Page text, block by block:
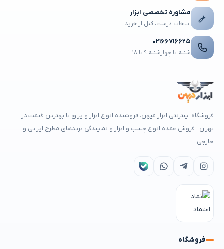
مشاوره تخصصی ابزار
انتخاب درست، قبل از خرید
۰۲۱۶۶۷۱۶۶۲۵
شنبه تا چهارشنبه ۹ تا ۱۸
فروشگاه اینترنتی ابزار میهن، فروشنده انواع ابزار و یراق با بهترین قیمت در
تهران ، فروش عمده انواع چسب و ابزار و نمایندگی برندهای مطرح ایرانی و
خارجی
فروشگاه